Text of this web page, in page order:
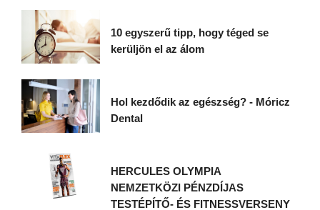
10 egyszerű tipp, hogy téged se
kerüljön el az álom
Hol kezdődik az egészség? - Móricz
Dental
HERCULES OLYMPIA
NEMZETKÖZI PÉNZDÍJAS
TESTÉPÍTŐ- ÉS FITNESSVERSENY